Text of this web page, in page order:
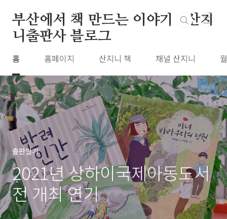
부산에서 책 만드는 이야기 : 산지
니출판사 블로그
홈 홈페이지 산지니 책 채널 산지니
출판일기
2021년 상하이국제아동도서
전 개최 연기